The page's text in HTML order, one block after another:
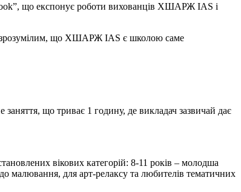
що експонує роботи вихованців ХШАРЖ IAS і
зрозумілим, що ХШАРЖ IAS є школою саме
що триває 1 годину, де викладач зазвичай дає
вікових категорій: 8-11 років – молодша
до малювання, для арт-релаксу та любителів тематичних